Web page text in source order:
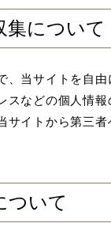
集について
、当サイトを自
スなどの個人情
サイトから第三者
ついて